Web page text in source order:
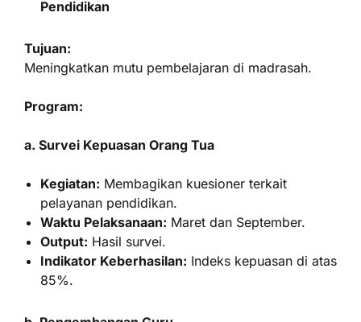
Pendidikan
Tujuan:
Meningkatkan mutu pembelajaran di madrasah.
Program:
a. Survei Kepuasan Orang Tua
Kegiatan: Membagikan kuesioner terkait
pelayanan pendidikan.
Waktu Pelaksanaan: Maret dan September.
Output: Hasil survei.
Indikator Keberhasilan: Indeks kepuasan di atas
85%.